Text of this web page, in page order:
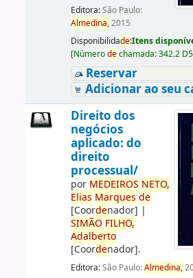
Editora:São Paulo:
Almedina,2015
Disponibilidade:Itens
[Númerodechamada:342.2
Reservar
Adicionar ao seu
Direito dos
negócios
aplicado: do
direito
processual/
por MEDEIROS NETO,
Elias Marques de
[Coordenador] |
SIMÃO FILHO,
Adalberto
[Coordenador].
Editora:São Paulo:Almedina,